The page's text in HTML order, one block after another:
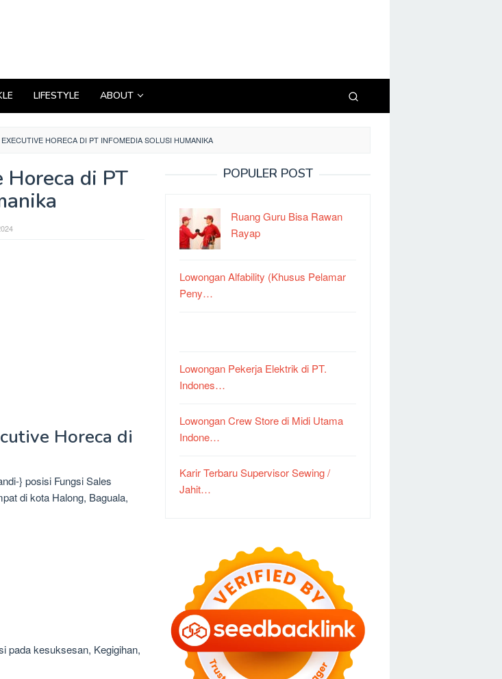
LIFESTYLE ABOUT
HORECA DI PT INFOMEDIA SOLUSI HUMANIKA
Horeca di PT
Horeca di
} posisi Fungsi Sales
di kota Halong, Baguala,
pada kesuksesan, Kegigihan,
POPULER POST
Ruang Guru Bisa Rawan
Rayap
Lowongan Alfability (Khusus Pelamar
Peny…
Lowongan Pekerja Elektrik di PT.
Indones…
Lowongan Crew Store di Midi Utama
Indone…
Karir Terbaru Supervisor Sewing /
Jahit…